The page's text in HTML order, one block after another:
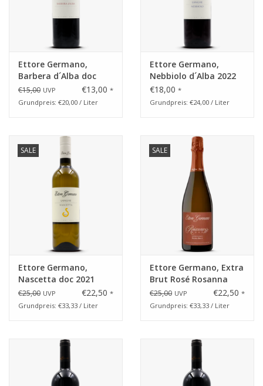
Ettore Germano,
Barbera d´Alba doc
2019
€15,00 UVP €13,00 *
Grundpreis: €20,00 / Liter
Ettore Germano,
Nebbiolo d´Alba 2022
€18,00 *
Grundpreis: €24,00 / Liter
SALE
Ettore Germano,
Nascetta doc 2021
€25,00 UVP €22,50 *
Grundpreis: €33,33 / Liter
SALE
Ettore Germano, Extra
Brut Rosé Rosanna
€25,00 UVP €22,50 *
Grundpreis: €33,33 / Liter